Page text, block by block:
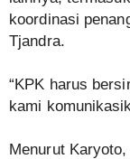
koordinasi
Tjandra.
“KPK harus
kami
Menurut